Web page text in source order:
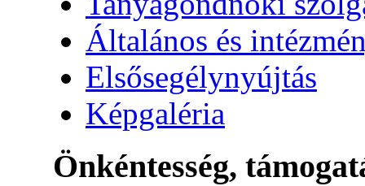
Általános és
Elsősegélynyújtás
Képgaléria
Önkéntesség,